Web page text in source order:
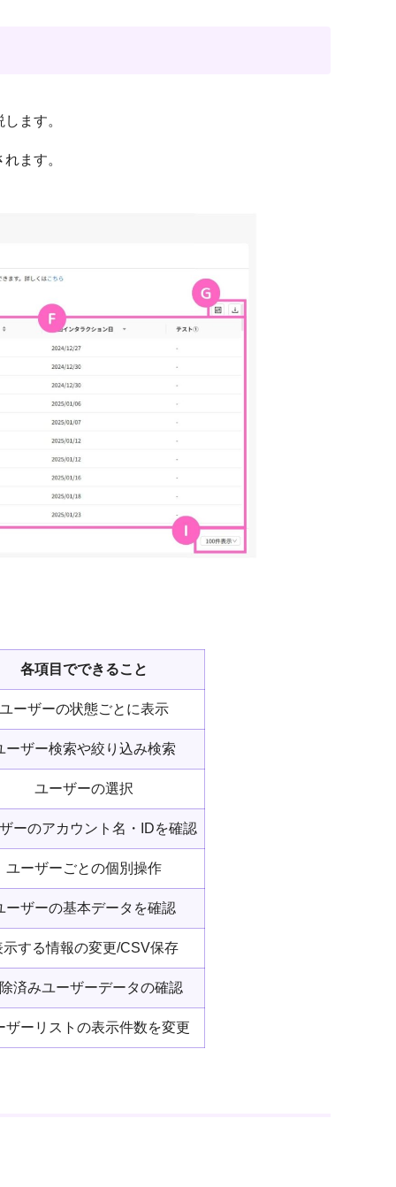
ます。
ます。
各項目でできること
ユーザーの状態ごとに表示
ーザー検索や絞り込み検索
ユーザーの選択
ーのアカウント名・IDを確認
ユーザーごとの個別操作
ーザーの基本データを確認
示する情報の変更/CSV保存
済みユーザーデータの確認
ザーリストの表示件数を変更